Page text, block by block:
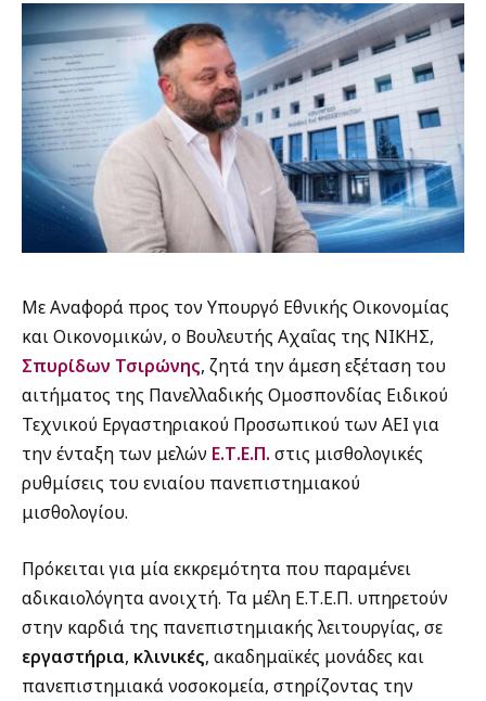
Με Αναφορά προς τον Υπουργό Εθνικής Οικονομίας
και Οικονομικών, ο Βουλευτής Αχαΐας της ΝΙΚΗΣ,
Σπυρίδων Τσιρώνης, ζητά την άμεση εξέταση του
αιτήματος της Πανελλαδικής Ομοσπονδίας Ειδικού
Τεχνικού Εργαστηριακού Προσωπικού των ΑΕΙ για
την ένταξη των μελών Ε.Τ.Ε.Π. στις μισθολογικές
ρυθμίσεις του ενιαίου πανεπιστημιακού
μισθολογίου.
Πρόκειται για μία εκκρεμότητα που παραμένει
αδικαιολόγητα ανοιχτή. Τα μέλη Ε.Τ.Ε.Π. υπηρετούν
στην καρδιά της πανεπιστημιακής λειτουργίας, σε
εργαστήρια, κλινικές, ακαδημαϊκές μονάδες και
πανεπιστημιακά νοσοκομεία, στηρίζοντας την